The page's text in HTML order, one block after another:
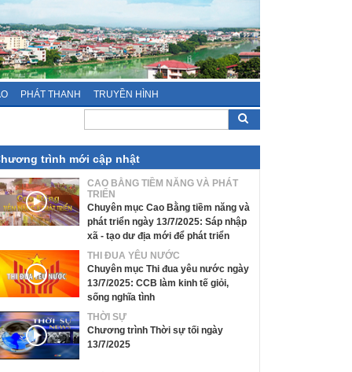
PHÁT THANH TRUYỀN HÌNH
trình mới cập nhật
CAO BẰNG TIỀM NĂNG VÀ PHÁT
TRIỂN
Chuyên mục Cao Bằng tiềm năng và
phát triển ngày 13/7/2025: Sáp nhập
xã - tạo dư địa mới để phát triển
THI ĐUA YÊU NƯỚC
Chuyên mục Thi đua yêu nước ngày
13/7/2025: CCB làm kinh tế giỏi,
sống nghĩa tình
THỜI SỰ
Chương trình Thời sự tối ngày
13/7/2025